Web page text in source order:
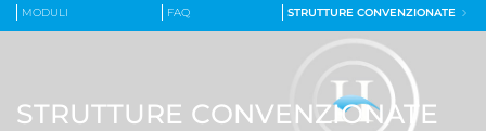
MODULI FAQ STRUTTURE CONVENZIONATE
STRUTTURE CONVENZIONATE